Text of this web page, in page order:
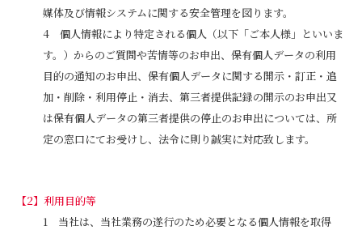
媒体及び情報システムに関する安全管理を図ります。
個人情報により特定される個人（以下「ご本人様」といいま
す。）からのご質問や苦情等のお申出、保有個人データの利用
目的の通知のお申出、保有個人データに関する開示・訂正・追
加・削除・利用停止・消去、第三者提供記録の開示のお申出又
は保有個人データの第三者提供の停止のお申出については、所
定の窓口にてお受けし、法令に則り誠実に対応致します。
利用目的等
当社は、当社業務の遂行のため必要となる個人情報を取得